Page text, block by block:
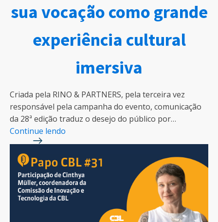
sua vocação como grande
experiência cultural
imersiva
Criada pela RINO & PARTNERS, pela terceira vez
responsável pela campanha do evento, comunicação
da 28ª edição traduz o desejo do público por…
Continue lendo